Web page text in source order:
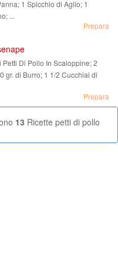
1 Spicchio di Aglio; 1
...
Prepara
Petti Di Pollo In Scaloppine; 2
gr. di Burro; 1 1/2 Cucchiai di
Prepara
13 Ricette petti di pollo